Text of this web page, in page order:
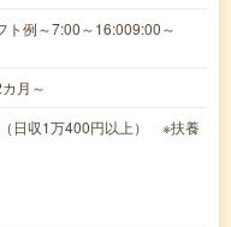
例～7:00～16:009:00～
月～
日収1万400円以上） ※扶養